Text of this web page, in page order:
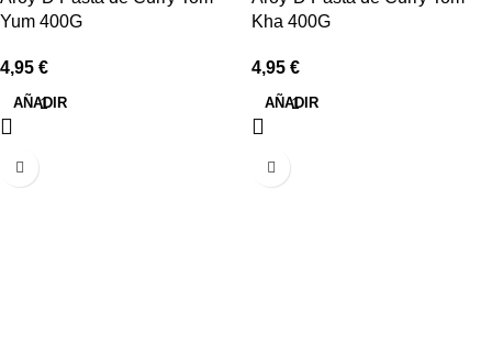
Yum 400G
4,95 €
AÑADIR
Kha 400G
4,95 €
AÑADIR